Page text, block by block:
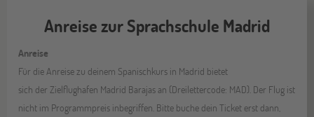
Anreise zur Sprachschule Madrid
Anreise
Für die Anreise zu deinem Spanischkurs in Madrid bietet
sich der Zielflughafen Madrid Barajas an (Dreilettercode: MAD). Der Flug ist
nicht im Programmpreis inbegriffen. Bitte buche dein Ticket erst dann,